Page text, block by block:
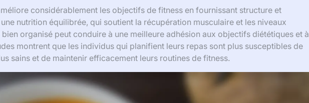
considérablement les objectifs de fitness en fournissant structure et
nutrition équilibrée, qui soutient la récupération musculaire et les niveaux
bien organisé peut conduire à une meilleure adhésion aux objectifs diététiques et à
montrent que les individus qui planifient leurs repas sont plus susceptibles de
sains et de maintenir efficacement leurs routines de fitness.